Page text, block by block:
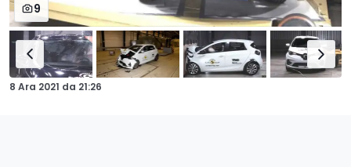
9
8 Ara 2021 da 21:26